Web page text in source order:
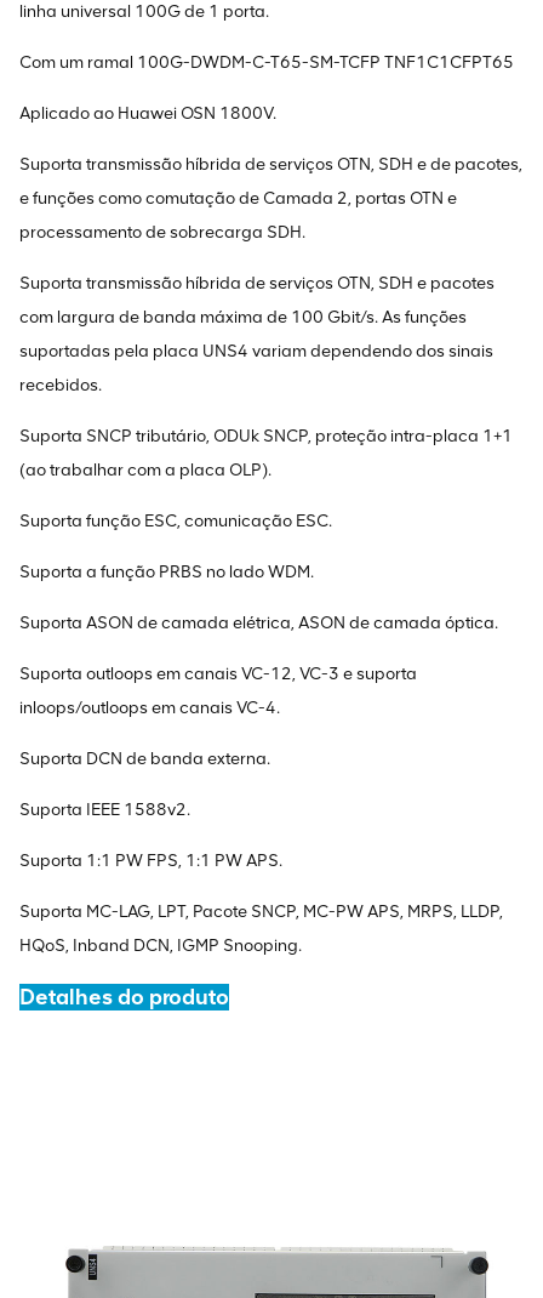
linha universal 100G de 1 porta.
Com um ramal 100G-DWDM-C-T65-SM-TCFP TNF1C1CFPT65
Aplicado ao Huawei OSN 1800V.
Suporta transmissão híbrida de serviços OTN, SDH e de pacotes,
e funções como comutação de Camada 2, portas OTN e
processamento de sobrecarga SDH.
Suporta transmissão híbrida de serviços OTN, SDH e pacotes
com largura de banda máxima de 100 Gbit/s. As funções
suportadas pela placa UNS4 variam dependendo dos sinais
recebidos.
Suporta SNCP tributário, ODUk SNCP, proteção intra-placa 1+1
(ao trabalhar com a placa OLP).
Suporta função ESC, comunicação ESC.
Suporta a função PRBS no lado WDM.
Suporta ASON de camada elétrica, ASON de camada óptica.
Suporta outloops em canais VC-12, VC-3 e suporta
inloops/outloops em canais VC-4.
Suporta DCN de banda externa.
Suporta IEEE 1588v2.
Suporta 1:1 PW FPS, 1:1 PW APS.
Suporta MC-LAG, LPT, Pacote SNCP, MC-PW APS, MRPS, LLDP,
HQoS, Inband DCN, IGMP Snooping.
Detalhes do produto